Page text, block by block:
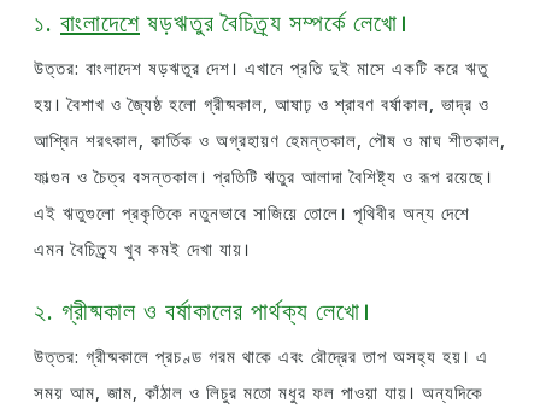
১. বাংলাদেশে ষড়ঋতুর বৈচিত্র্য সম্পর্কে লেখো।
উত্তর: বাংলাদেশ ষড়ঋতুর দেশ। এখানে প্রতি দুই মাসে একটি করে ঋতু
হয়। বৈশাখ ও জ্যৈষ্ঠ হলো গ্রীষ্মকাল, আষাঢ় ও শ্রাবণ বর্ষাকাল, ভাদ্র ও
আশ্বিন শরৎকাল, কার্তিক ও অগ্রহায়ণ হেমন্তকাল, পৌষ ও মাঘ শীতকাল,
ফাল্গুন ও চৈত্র বসন্তকাল। প্রতিটি ঋতুর আলাদা বৈশিষ্ট্য ও রূপ রয়েছে।
এই ঋতুগুলো প্রকৃতিকে নতুনভাবে সাজিয়ে তোলে। পৃথিবীর অন্য দেশে
এমন বৈচিত্র্য খুব কমই দেখা যায়।
২. গ্রীষ্মকাল ও বর্ষাকালের পার্থক্য লেখো।
উত্তর: গ্রীষ্মকালে প্রচণ্ড গরম থাকে এবং রৌদ্রের তাপ অসহ্য হয়। এ
সময় আম, জাম, কাঁঠাল ও লিচুর মতো মধুর ফল পাওয়া যায়। অন্যদিকে